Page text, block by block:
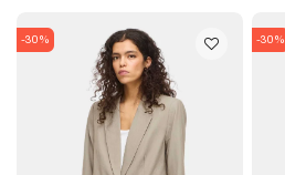
-30% -30%